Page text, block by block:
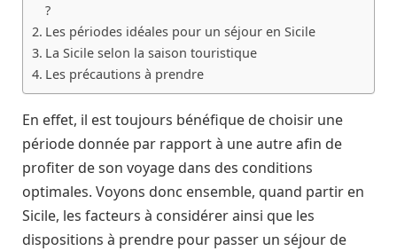
?
Les périodes idéales pour un séjour en Sicile
La Sicile selon la saison touristique
Les précautions à prendre
En effet, il est toujours bénéfique de choisir une
période donnée par rapport à une autre afin de
profiter de son voyage dans des conditions
optimales. Voyons donc ensemble, quand partir en
Sicile, les facteurs à considérer ainsi que les
dispositions à prendre pour passer un séjour de